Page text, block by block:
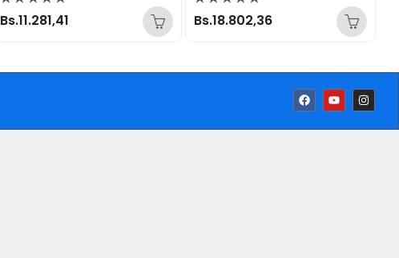
Valorado
con
Bs.11.281,41 Valorado
con
Bs.18.802,36